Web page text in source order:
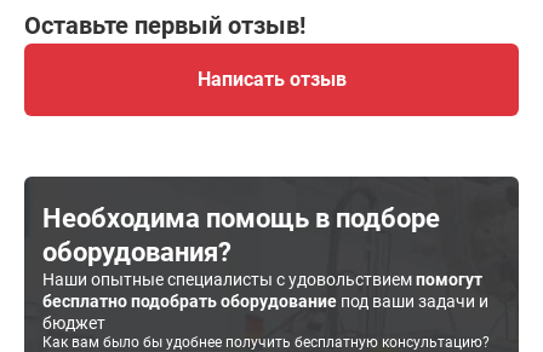
Оставьте первый отзыв!
Написать отзыв
Необходима помощь в подборе
оборудования?
Наши опытные специалисты с удовольствиемпомогут
бесплатно подобрать оборудование под ваши задачи и
бюджет
Как вам было бы удобнее получить бесплатную консультацию?